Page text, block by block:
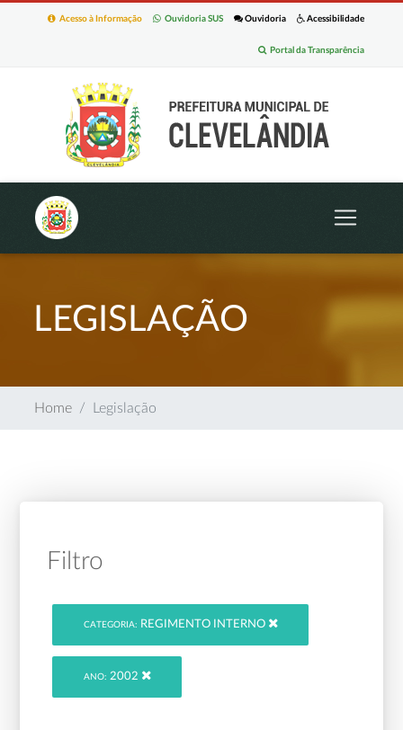
Acessibilidade
Ouvidoria
Ouvidoria SUS
Acesso à Informação
Portal da Transparência
LEGISLAÇÃO
Home Legislação
Filtro
CATEGORIA: REGIMENTO INTERNO
ANO: 2002